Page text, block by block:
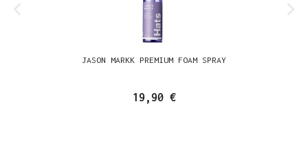
JASON MARKK PREMIUM FOAM SPRAY
19,90 €